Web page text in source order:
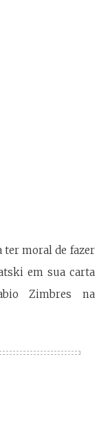
ter moral de fazer
em sua carta
Zimbres na